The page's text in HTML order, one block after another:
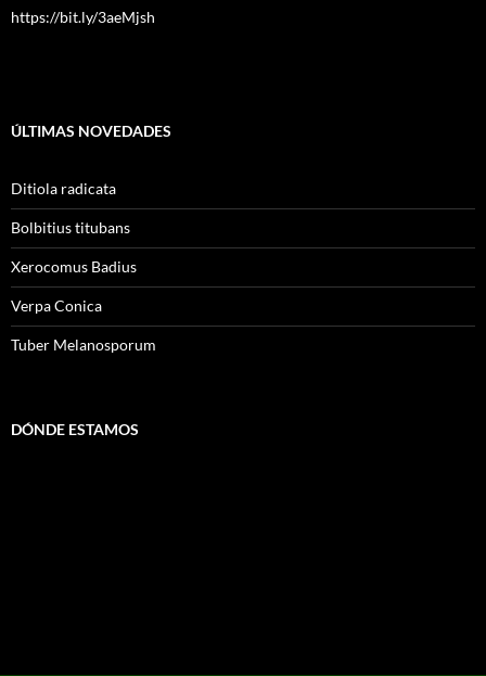
https://bit.ly/3aeMjsh
ÚLTIMAS NOVEDADES
Ditiola radicata
Bolbitius titubans
Xerocomus Badius
Verpa Conica
Tuber Melanosporum
DÓNDE ESTAMOS